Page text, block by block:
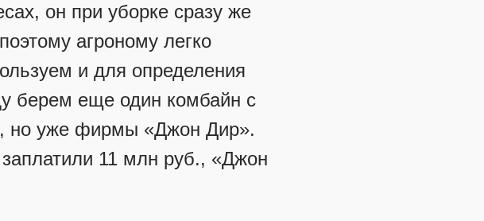
он при уборке сразу же
агроному легко
и для определения
берем еще один комбайн с
но уже фирмы «Джон Дир».
11 млн руб., «Джон